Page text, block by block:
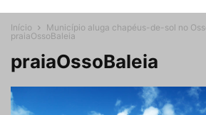
Início
Município aluga chapéus-de-sol no
praiaOssoBaleia
praiaOssoBaleia